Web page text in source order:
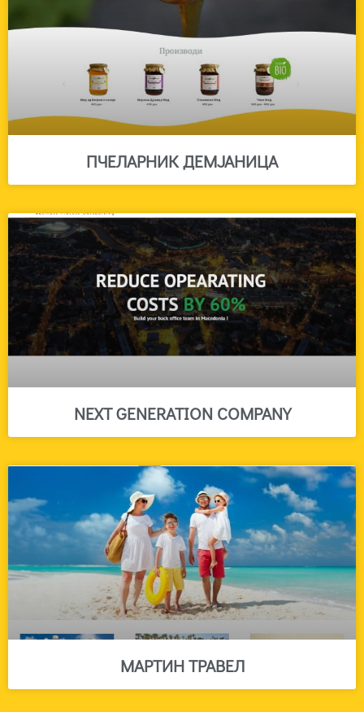
ПЧЕЛАРНИК ДЕМЈАНИЦА
NEXT GENERATION COMPANY
МАРТИН ТРАВЕЛ